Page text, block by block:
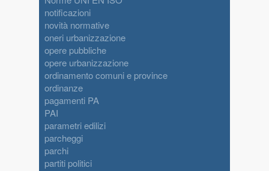
notificazioni
novità normative
oneri urbanizzazione
opere pubbliche
opere urbanizzazione
ordinamento comuni e province
ordinanze
pagamenti PA
PAI
parametri edilizi
parcheggi
parchi
partiti politici